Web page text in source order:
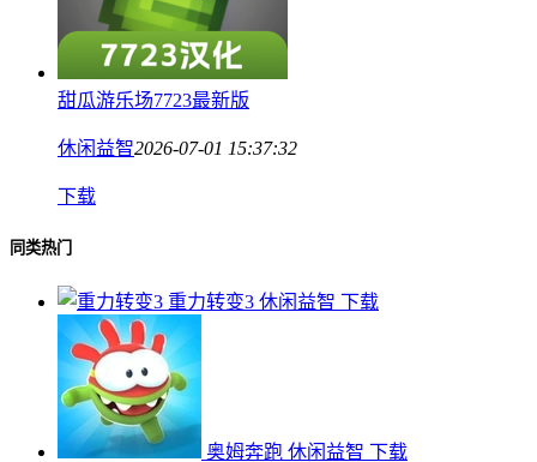
甜瓜游乐场7723最新版
休闲益智2026-07-01 15:37:32
下载
同类热门
重力转变3 休闲益智 下载
奥姆奔跑 休闲益智 下载